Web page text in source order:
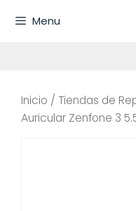
Menu
Inicio / Tiendas de
Auricular Zenfone 3